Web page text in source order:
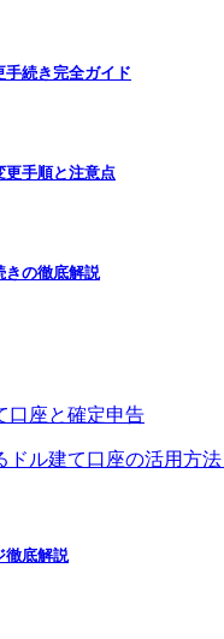
続き完全ガイド
更手順と注意点
きの徹底解説
口座と確定申告
ドル建て口座の活用方
徹底解説